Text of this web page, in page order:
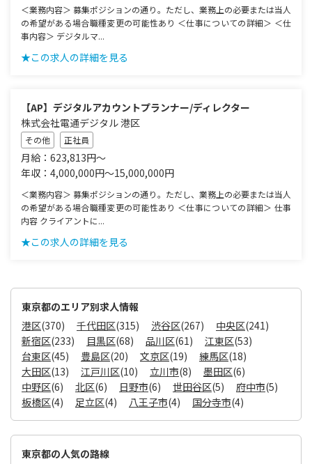
＜業務内容＞ 募集ポジションの通り。ただし、業務上の必要または当人
の希望がある場合職種変更の可能性あり ＜仕事についての詳細＞ ＜仕
事内容＞ デジタルマ...
★この求人の詳細を見る
【AP】デジタルアカウントプランナー/ディレクター
株式会社電通デジタル 港区
その他 正社員
月給：623,813円～
年収：4,000,000円～15,000,000円
＜業務内容＞ 募集ポジションの通り。ただし、業務上の必要または当人
の希望がある場合職種変更の可能性あり ＜仕事についての詳細＞ 仕事
内容 クライアントに...
★この求人の詳細を見る
東京都のエリア別求人情報
港区(370) 千代田区(315) 渋谷区(267) 中央区(241)
新宿区(233) 目黒区(68) 品川区(61) 江東区(53)
台東区(45) 豊島区(20) 文京区(19) 練馬区(18)
大田区(13) 江戸川区(10) 立川市(8) 墨田区(6)
中野区(6) 北区(6) 日野市(6) 世田谷区(5) 府中市(5)
板橋区(4) 足立区(4) 八王子市(4) 国分寺市(4)
東京都の人気の路線